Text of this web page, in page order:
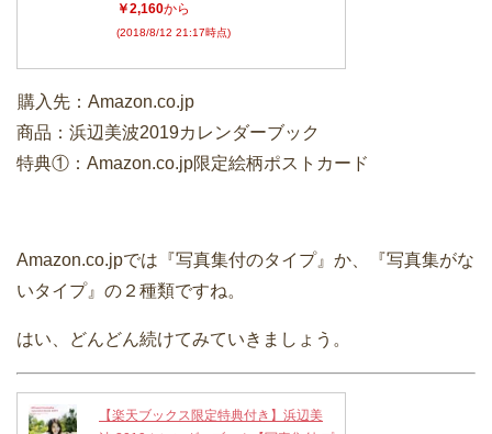
￥2,160から
(2018/8/12 21:17時点)
購入先：Amazon.co.jp
商品：浜辺美波2019カレンダーブック
特典①：Amazon.co.jp限定絵柄ポストカード
Amazon.co.jpでは『写真集付のタイプ』か、『写真集がな
いタイプ』の２種類ですね。
はい、どんどん続けてみていきましょう。
【楽天ブックス限定特典付き】浜辺美